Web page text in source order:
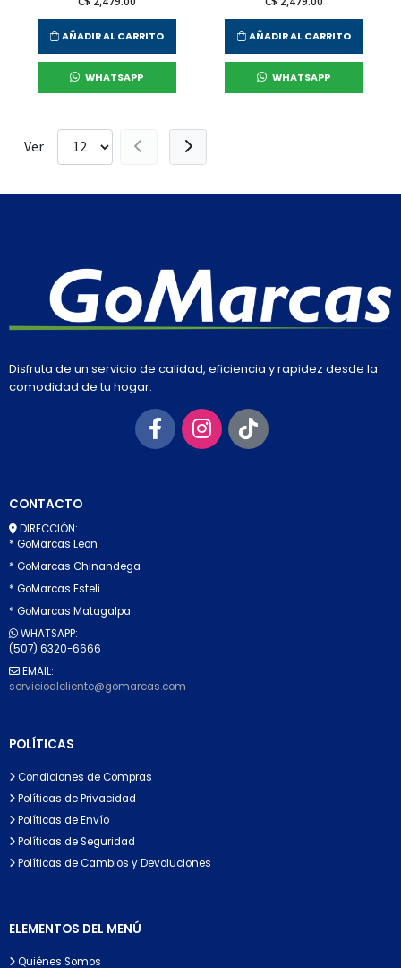
AÑADIR AL CARRITO
WHATSAPP
AÑADIR AL CARRITO
WHATSAPP
Ver
Disfruta de un servicio de calidad, eficiencia y rapidez desde la
comodidad de tu hogar.
CONTACTO
DIRECCIÓN:
* GoMarcas Leon
* GoMarcas Chinandega
* GoMarcas Esteli
* GoMarcas Matagalpa
WHATSAPP:
(507) 6320-6666
EMAIL:
servicioalcliente@gomarcas.com
POLÍTICAS
Condiciones de Compras
Políticas de Privacidad
Políticas de Envío
Políticas de Seguridad
Políticas de Cambios y Devoluciones
ELEMENTOS DEL MENÚ
Quiénes Somos